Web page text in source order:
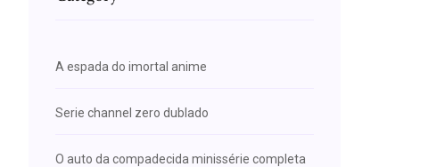
A espada do imortal anime
Serie channel zero dublado
O auto da compadecida minissérie completa